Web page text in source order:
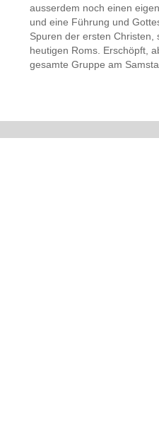
ausserdem noch einen
und eine Führung und
Spuren der ersten Christen,
heutigen Roms. Erschöpft,
gesamte Gruppe am